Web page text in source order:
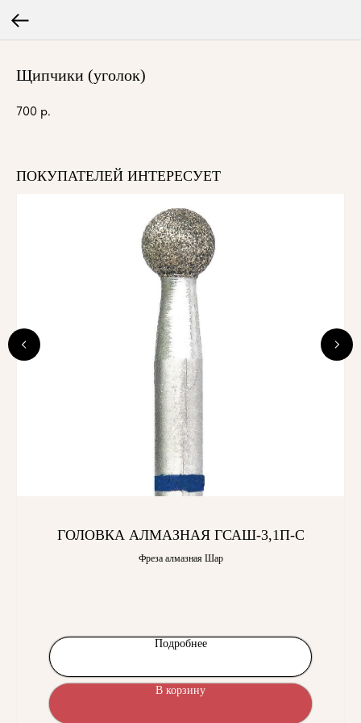
Щипчики (уголок)
700 р.
ПОКУПАТЕЛЕЙ ИНТЕРЕСУЕТ
ГОЛОВКА АЛМАЗНАЯ ГСАШ-3,1П-С
Фреза алмазная Шар
Подробнее
В корзину